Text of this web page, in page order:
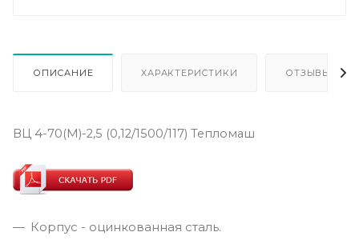
ОПИСАНИЕ ХАРАКТЕРИСТИКИ ОТЗЫВЫ
ВЦ 4-70(М)-2,5 (0,12/1500/117) Тепломаш
Корпус - оцинкованная сталь.